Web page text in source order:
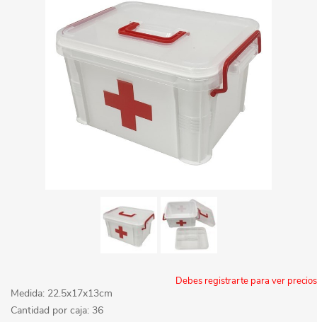
Debes registrarte para ver precios
Medida: 22.5x17x13cm
Cantidad por caja: 36